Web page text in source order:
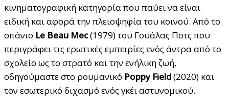
κινηματογραφική κατηγορία που παύει να είναι
ειδική και αφορά την πλειοψηφία του κοινού. Από το
σπάνιο Le Beau Mec(1979) του Γουάλας Ποτς που
περιγράφει τις ερωτικές εμπειρίες ενός άντρα από το
σχολείο ως το στρατό και την ενήλικη ζωή,
οδηγούμαστε στο ρουμανικό Poppy Field(2020) και
τον εσωτερικό διχασμό ενός γκέι αστυνομικού.